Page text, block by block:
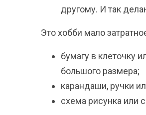
другому. И так
Это хобби мало
бумагу в клеточку
большого размера;
карандаши, ручки
схема рисунка или